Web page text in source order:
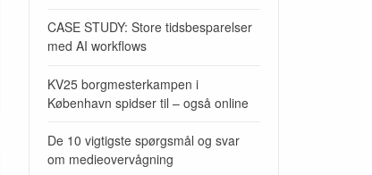
CASE STUDY: Store tidsbesparelser
med AI workflows
KV25 borgmesterkampen i
København spidser til – også online
De 10 vigtigste spørgsmål og svar
om medieovervågning